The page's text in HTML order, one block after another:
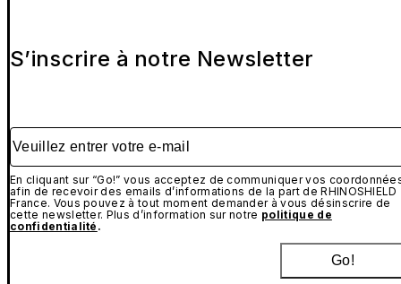
S’inscrire à notre Newsletter
Veuillez entrer votre e-mail
En cliquant sur “Go!” vous acceptez de communiquer vos
afin de recevoir des emails d’informations de la part de RHINOSHIELD
France. Vous pouvez à tout moment demander à vous désinscrire de
cette newsletter. Plus d’information sur notre politique de
confidentialité .
Go!